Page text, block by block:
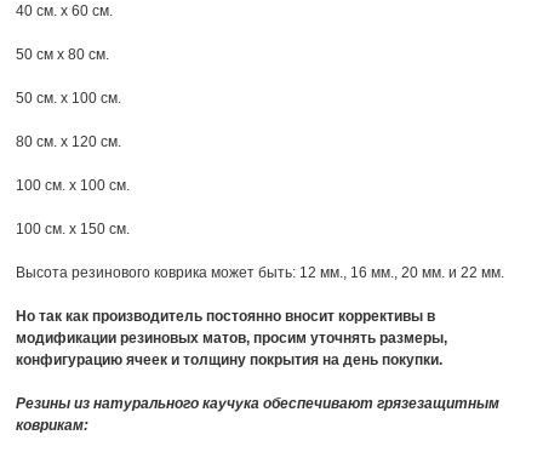
40 см. х 60 см.
50 см х 80 см.
50 см. х 100 см.
80 см. х 120 см.
100 см. х 100 см.
100 см. х 150 см.
Высота резинового коврика может быть: 12 мм., 16 мм., 20 мм. и 22 мм.
Но так как производитель постоянно вносит коррективы в
модификации резиновых матов, просим уточнять размеры,
конфигурацию ячеек и толщину покрытия на день покупки.
Резины из натурального каучука обеспечивают грязезащитным
коврикам: